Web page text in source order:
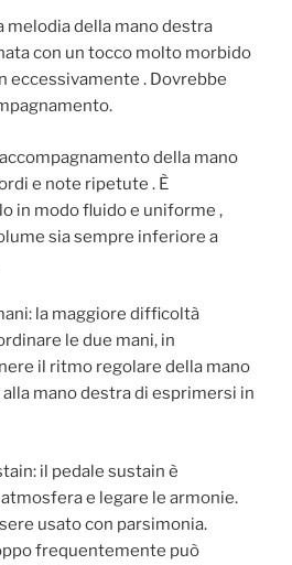
melodia della mano destra
con un tocco molto morbido
eccessivamente . Dovrebbe
della mano
e note ripetute . È
in modo fluido e uniforme ,
sia sempre inferiore a
la maggiore difficoltà
le due mani, in
il ritmo regolare della mano
mano destra di esprimersi in
il pedale sustain è
e legare le armonie.
usato con parsimonia.
frequentemente può